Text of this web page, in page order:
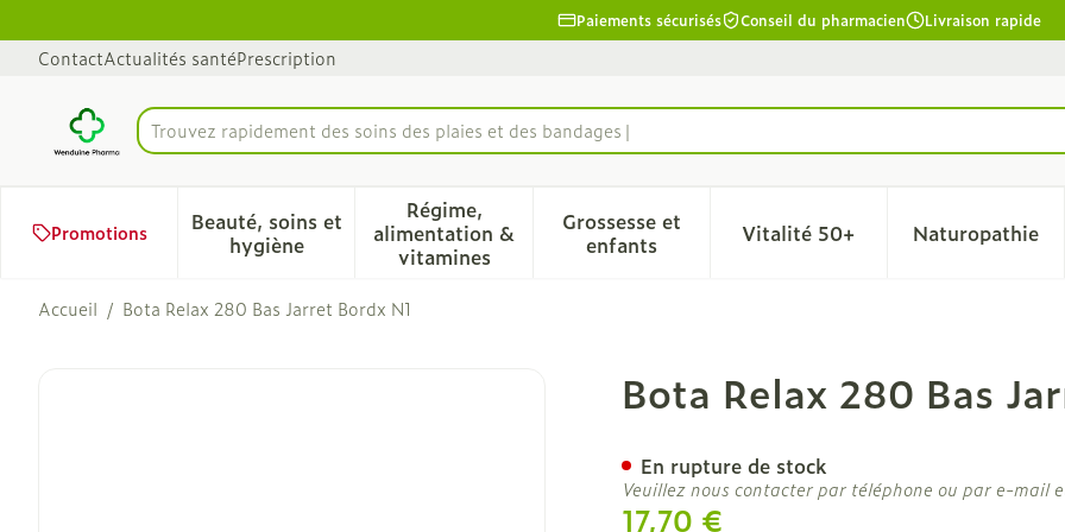
Paiements sécurisés Conseil du pharmacien Livraison rapide
ContactActualités santéPrescription
Rechercher
Trouvez rapidement des soins des plaies et des bandages
Promotions
Beauté, soins et
hygièneAfficher le sous-menu pour la catégorie Beauté, soins et hygiène
Régime,
alimentation &
vitaminesAfficher le sous-menu pour la catégorie Régime, alimentation &
Grossesse et
enfantsAfficher le sous-menu pour la catégorie
Vitalité 50+Afficher le sous-menu pour
Naturopathie
Afficher
Accueil / Bota Relax 280 Bas Jarret Bordx N1
Bota Relax 280 Bas Jarret Bordx N1Bota Relax 280 Bas
17,70 €
En rupture de stock
Veuillez nous contacter par téléphone ou par e-mail